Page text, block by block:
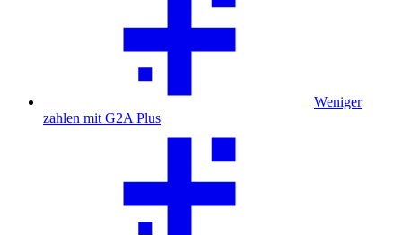
Weniger
zahlen mit G2A Plus